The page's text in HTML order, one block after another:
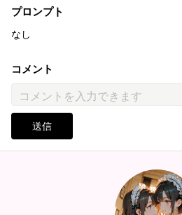
プロンプト
なし
コメント
送信